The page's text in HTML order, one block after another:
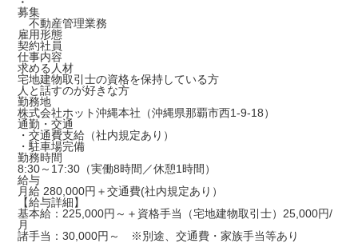
・
募集
不動産管理業務
雇用形態
契約社員
仕事内容
求める人材
宅地建物取引士の資格を保持している方
人と話すのが好きな方
勤務地
株式会社ホット沖縄本社（沖縄県那覇市西1-9-18）
通勤・交通
・交通費支給（社内規定あり）
・駐車場完備
勤務時間
8:30～17:30（実働8時間／休憩1時間）
給与
月給 280,000円＋交通費(社内規定あり）
【給与詳細】
基本給：225,000円～＋資格手当（宅地建物取引士）25,000円/
月
諸手当：30,000円～ ※別途、交通費・家族手当等あり